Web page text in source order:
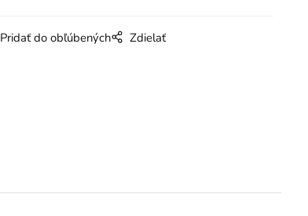
Pridať do obľúbených Zdielať